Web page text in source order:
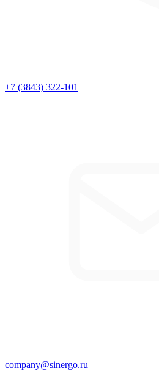
+7 (3843) 322-101
company@sinergo.ru